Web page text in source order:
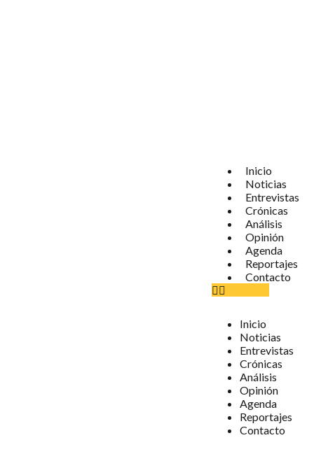
Inicio
Noticias
Entrevistas
Crónicas
Análisis
Opinión
Agenda
Reportajes
Contacto
Inicio
Noticias
Entrevistas
Crónicas
Análisis
Opinión
Agenda
Reportajes
Contacto